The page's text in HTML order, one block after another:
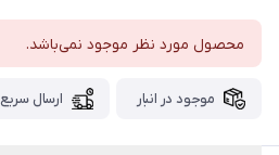
محصول مورد نظر موجود نمی‌باشد.
موجود در انبار ارسال سریع